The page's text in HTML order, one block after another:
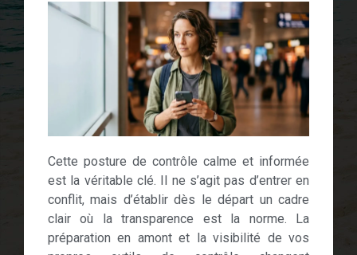
Cette posture de contrôle calme et informée
est la véritable clé. Il ne s’agit pas d’entrer en
conflit, mais d’établir dès le départ un cadre
clair où la transparence est la norme. La
préparation en amont et la visibilité de vos